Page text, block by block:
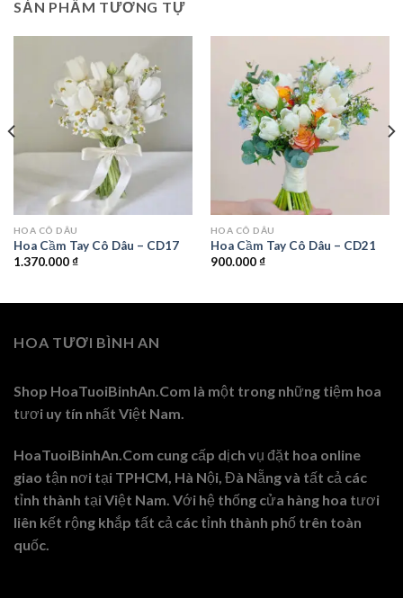
SẢN PHẨM TƯƠNG TỰ
HOA CÔ DÂU
Hoa Cầm Tay Cô Dâu – CD17
1.370.000₫
HOA CÔ DÂU
Hoa Cầm Tay Cô Dâu – CD21
900.000₫
HOA TƯƠI BÌNH AN
Shop HoaTuoiBinhAn.Com là một trong những tiệm hoa
tươi uy tín nhất Việt Nam.
HoaTuoiBinhAn.Com cung cấp dịch vụ đặt hoa online
giao tận nơi tại TPHCM, Hà Nội, Đà Nẵng và tất cả các
tỉnh thành tại Việt Nam. Với hệ thống cửa hàng hoa tươi
liên kết rộng khắp tất cả các tỉnh thành phố trên toàn
quốc.